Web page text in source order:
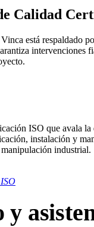
Calidad
está respaldado
intervenciones
ISO que avala la
instalación y
industrial.
y